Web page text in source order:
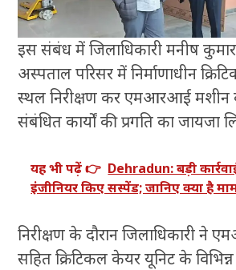
इस संबंध में जिलाधिकारी मनीष कुमार
अस्पताल परिसर में निर्माणाधीन
स्थल निरीक्षण कर एमआरआई मशीन
संबंधित कार्यों की प्रगति का जायजा
यह भी पढ़ें 👉 Dehradun: बड़ी
इंजीनियर किए सस्पेंड; जानिए क्या है
निरीक्षण के दौरान जिलाधिकारी ने
सहित क्रिटिकल केयर यूनिट के विभिन्न